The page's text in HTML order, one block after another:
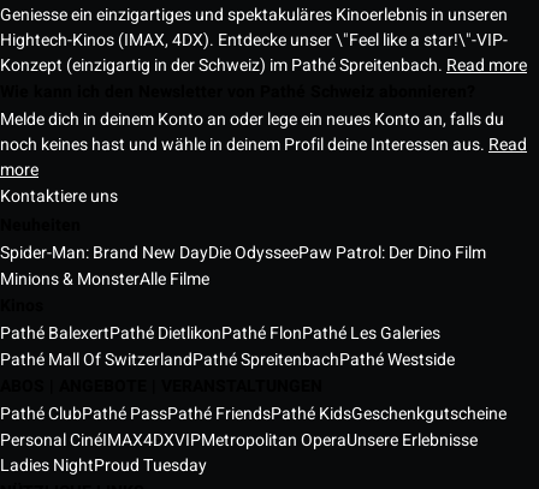
Geniesse ein einzigartiges und spektakuläres Kinoerlebnis in unseren
Hightech-Kinos (IMAX, 4DX). Entdecke unser \"Feel like a star!\"-VIP-
Konzept (einzigartig in der Schweiz) im Pathé Spreitenbach. Read more
Melde dich in deinem Konto an oder lege ein neues Konto an, falls du
noch keines hast und wähle in deinem Profil deine Interessen aus. Read
more
Kontaktiere uns
Spider-Man: Brand New DayDie OdysseePaw Patrol: Der Dino Film
Minions & MonsterAlle Filme
Pathé BalexertPathé DietlikonPathé FlonPathé Les Galeries
Pathé Mall Of SwitzerlandPathé SpreitenbachPathé Westside
Pathé ClubPathé PassPathé FriendsPathé KidsGeschenkgutscheine
Personal CinéIMAX4DXVIPMetropolitan OperaUnsere Erlebnisse
Ladies NightProud Tuesday